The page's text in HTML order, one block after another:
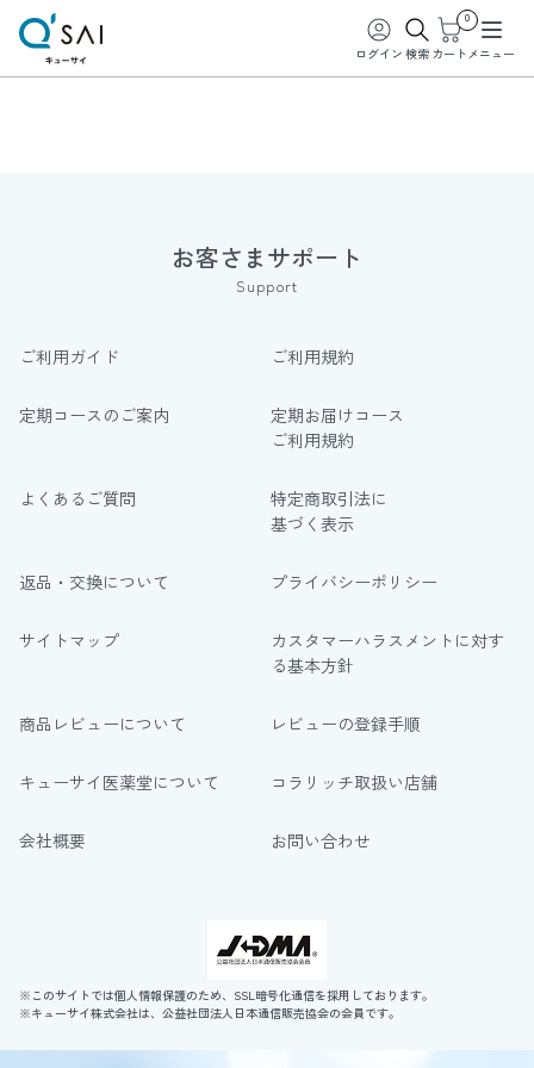
ログイン 検索
0
カート メニュー
お客さまサポート
Support
ご利用ガイド ご利用規約
定期コースのご案内
定期お届けコース
ご利用規約
よくあるご質問
特定商取引法に
基づく表示
返品・交換について プライバシーポリシー
サイトマップ
カスタマーハラスメントに対す
る基本方針
商品レビューについて レビューの登録手順
キューサイ医薬堂について コラリッチ取扱い店舗
会社概要 お問い合わせ
※このサイトでは個人情報保護のため、SSL暗号化通信を採用しております。
※キューサイ株式会社は、公益社団法人日本通信販売協会の会員です。